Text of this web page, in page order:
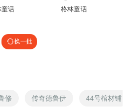
话 格林童话
换一批
修 传奇德鲁伊 44号棺材铺